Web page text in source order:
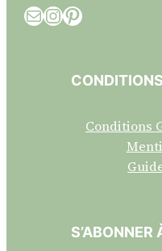
E-mail InstagramPinterest
Conditions